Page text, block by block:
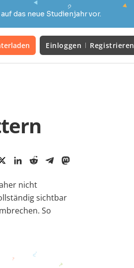
das neue Studienjahr vor.
Einloggen Registrieren
nicht
sichtbar
So